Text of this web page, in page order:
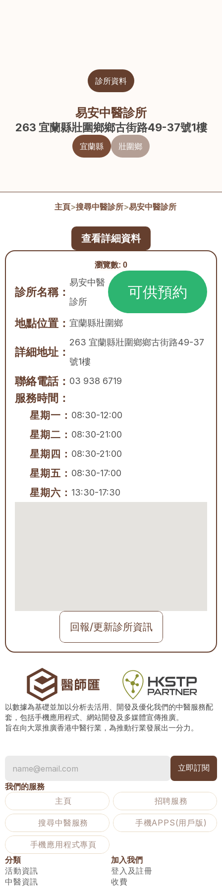
診所資料
易安中醫診所
263 宜蘭縣壯圍鄉鄉古街路49-37號1樓
宜蘭縣 壯圍鄉
主頁>搜尋中醫診所>易安中醫診所
瀏覽數: 0
診所名稱：
易安中醫
診所
可供預約
地點位置： 宜蘭縣壯圍鄉
詳細地址：
263 宜蘭縣壯圍鄉鄉古街路49-37
號1樓
聯絡電話： 03 938 6719
服務時間：
星期一： 08:30-12:00
星期二： 08:30-21:00
星期四： 08:30-21:00
星期五： 08:30-17:00
星期六： 13:30-17:30
回報/更新診所資訊
查看詳細資料
以數據為基礎並加以分析去活用、開發及優化我們的中醫服務配
套，包括手機應用程式、網站開發及多媒體宣傳推廣。
旨在向大眾推廣香港中醫行業，為推動行業發展出一分力。
我們的服務
主頁
招聘服務
搜尋中醫服務 手機APPS(用戶版)
手機應用程式專頁
分類
活動資訊
中醫資訊
加入我們
登入及註冊
收費